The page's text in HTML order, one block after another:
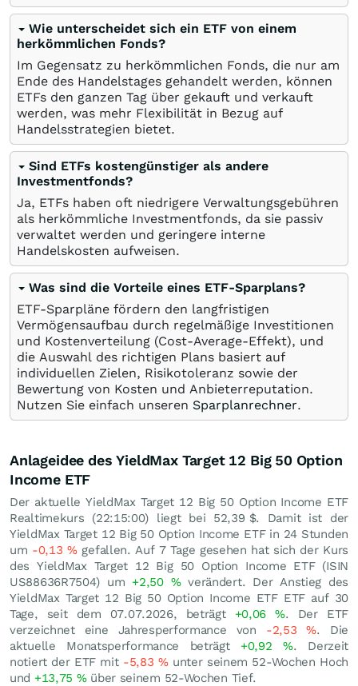
Wie unterscheidet sich ein ETF von einem
herkömmlichen Fonds?
Im Gegensatz zu herkömmlichen Fonds, die nur am
Ende des Handelstages gehandelt werden, können
ETFs den ganzen Tag über gekauft und verkauft
werden, was mehr Flexibilität in Bezug auf
Handelsstrategien bietet.
Sind ETFs kostengünstiger als andere
Investmentfonds?
Ja, ETFs haben oft niedrigere Verwaltungsgebühren
als herkömmliche Investmentfonds, da sie passiv
verwaltet werden und geringere interne
Handelskosten aufweisen.
Was sind die Vorteile eines ETF-Sparplans?
ETF-Sparpläne fördern den langfristigen
Vermögensaufbau durch regelmäßige Investitionen
und Kostenverteilung (Cost-Average-Effekt), und
die Auswahl des richtigen Plans basiert auf
individuellen Zielen, Risikotoleranz sowie der
Bewertung von Kosten und Anbieterreputation.
Nutzen Sie einfach unseren Sparplanrechner.
Anlageidee des YieldMax Target 12 Big 50 Option
Income ETF
Der aktuelle YieldMax Target 12 Big 50 Option Income ETF
Realtimekurs (22:15:00) liegt bei 52,39 $. Damit ist der
YieldMax Target 12 Big 50 Option Income ETF in 24 Stunden
um -0,13%gefallen. Auf 7 Tage gesehen hat sich der Kurs
des YieldMax Target 12 Big 50 Option Income ETF (ISIN
US88636R7504) um +2,50 %verändert. Der Anstieg des
YieldMax Target 12 Big 50 Option Income ETF ETF auf 30
Tage, seit dem 07.07.2026, beträgt +0,06%. Der ETF
verzeichnet eine Jahresperformance von -2,53%. Die
aktuelle Monatsperformance beträgt +0,92%. Derzeit
notiert der ETF mit -5,83 %unter seinem 52-Wochen Hoch
und +13,75 %über seinem 52-Wochen Tief.